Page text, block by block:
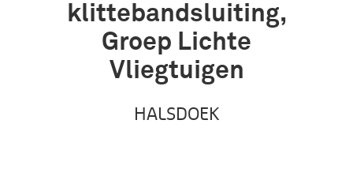
klittebandsluiting,
Groep Lichte
Vliegtuigen
HALSDOEK